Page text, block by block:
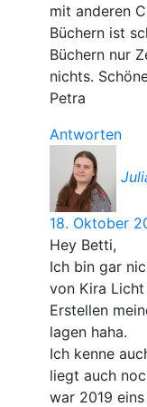
mit anderen
Büchern ist
Büchern nur
nichts.
Petra
Antworten
18. Oktober
Hey Betti,
Ich bin gar
von Kira
Erstellen
lagen haha.
Ich kenne
liegt auch
war 2019